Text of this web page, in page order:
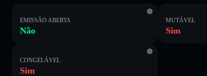
EMISSÃO ABERTA
Não
MUTÁVEL
Sim
CONGELÁVEL
Sim